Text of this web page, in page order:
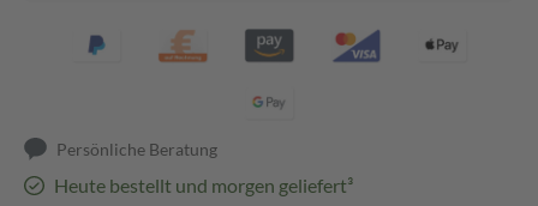
Persönliche Beratung
Heute bestellt und morgen geliefert³